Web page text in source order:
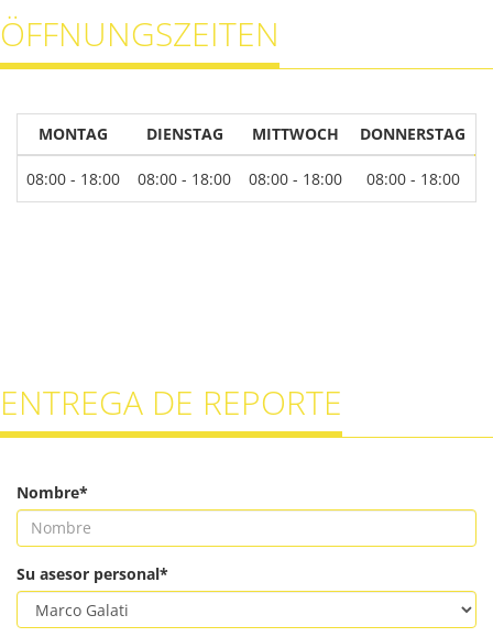
ÖFFNUNGSZEITEN
MONTAG DIENSTAG MITTWOCH DONNERSTAG
08:00 - 18:00 08:00 - 18:00 08:00 - 18:00 08:00 - 18:00
ENTREGA DE REPORTE
Nombre*
Su asesor personal*